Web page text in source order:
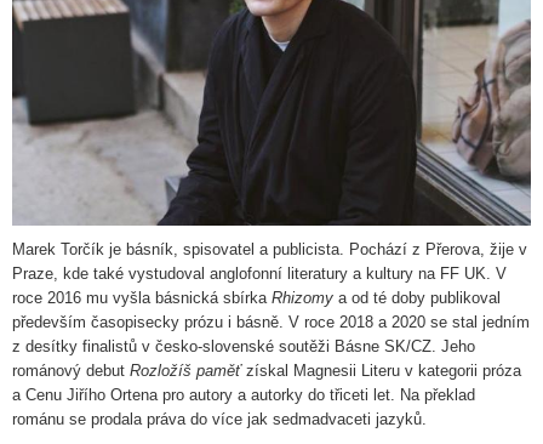
Marek Torčík je básník, spisovatel a publicista. Pochází z Přerova, žije v
Praze, kde také vystudoval anglofonní literatury a kultury na FF UK. V
roce 2016 mu vyšla básnická sbírka Rhizomy a od té doby publikoval
především časopisecky prózu i básně. V roce 2018 a 2020 se stal jedním
z desítky finalistů v česko-slovenské soutěži Básne SK/CZ. Jeho
románový debut Rozložíš paměťzískal Magnesii Literu v kategorii próza
a Cenu Jiřího Ortena pro autory a autorky do třiceti let. Na překlad
románu se prodala práva do více jak sedmadvaceti jazyků.